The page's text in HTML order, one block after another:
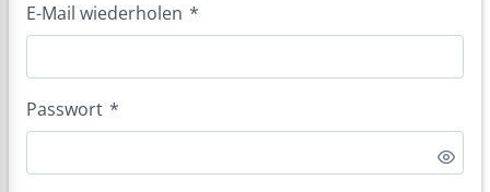
E-Mail wiederholen *
Passwort *